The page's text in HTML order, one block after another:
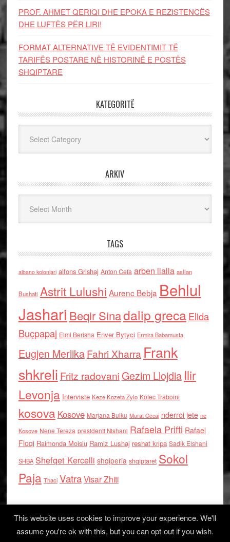
PROF. AHMET QERIQI DHE EPOKA E REZISTENCЁS
DHE LUFTЁS PЁR LIRI!
FORMAT ALTERNATIVE TË EVIDENTIMIT TË
TARIFËS POSTARE NË HISTORINË E POSTËS
SHQIPTARE
KATEGORITË
ARKIV
TAGS
albano kolonjari alfons Grishaj Anton Cefa arben llalla asllan
Bushati Astrit Lulushi Aurenc Bebja Behlul
Jashari Beqir Sinadalip grecaElida
Buçpapaj Elmi Berisha Enver Bytyci Ermira Babamusta
Eugjen MerlikaFahri Xharra Frank
shkreli Fritz radovaniGezim Llojdia Ilir
Levonja Interviste Keze Kozeta Zylo Kolec Traboini
kosova Kosove Marjana Bulku Murat Gecaj nderroi jete ne
Kosove Nene Tereza presidenti Nishani Rafaela Prifti Rafael
Floqi Raimonda Moisiu Ramiz Lushaj reshat kripa Sadik Elshani
SHBA Shefqet Kercelli shqiperia shqiptaret Sokol
Paja Thaci VatraVisar Zhiti
This website uses cookies to improve your experience. We'll
assume you're ok with this, but you can opt-out if you wish.